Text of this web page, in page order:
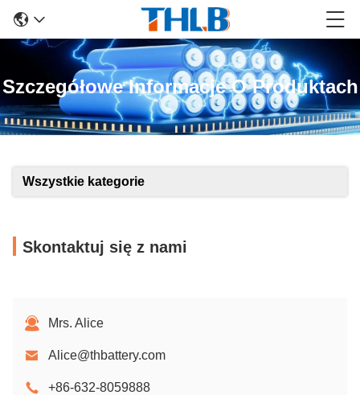
Szczegółowe Informacje O Produktach
Wszystkie kategorie
Skontaktuj się z nami
Mrs. Alice
Alice@thbattery.com
+86-632-8059888